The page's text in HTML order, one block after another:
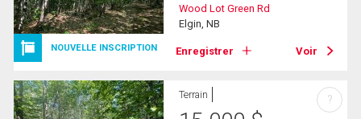
NOUVELLE INSCRIPTION
Wood Lot Green Rd
Elgin, NB
Enregistrer Voir
Terrain ?